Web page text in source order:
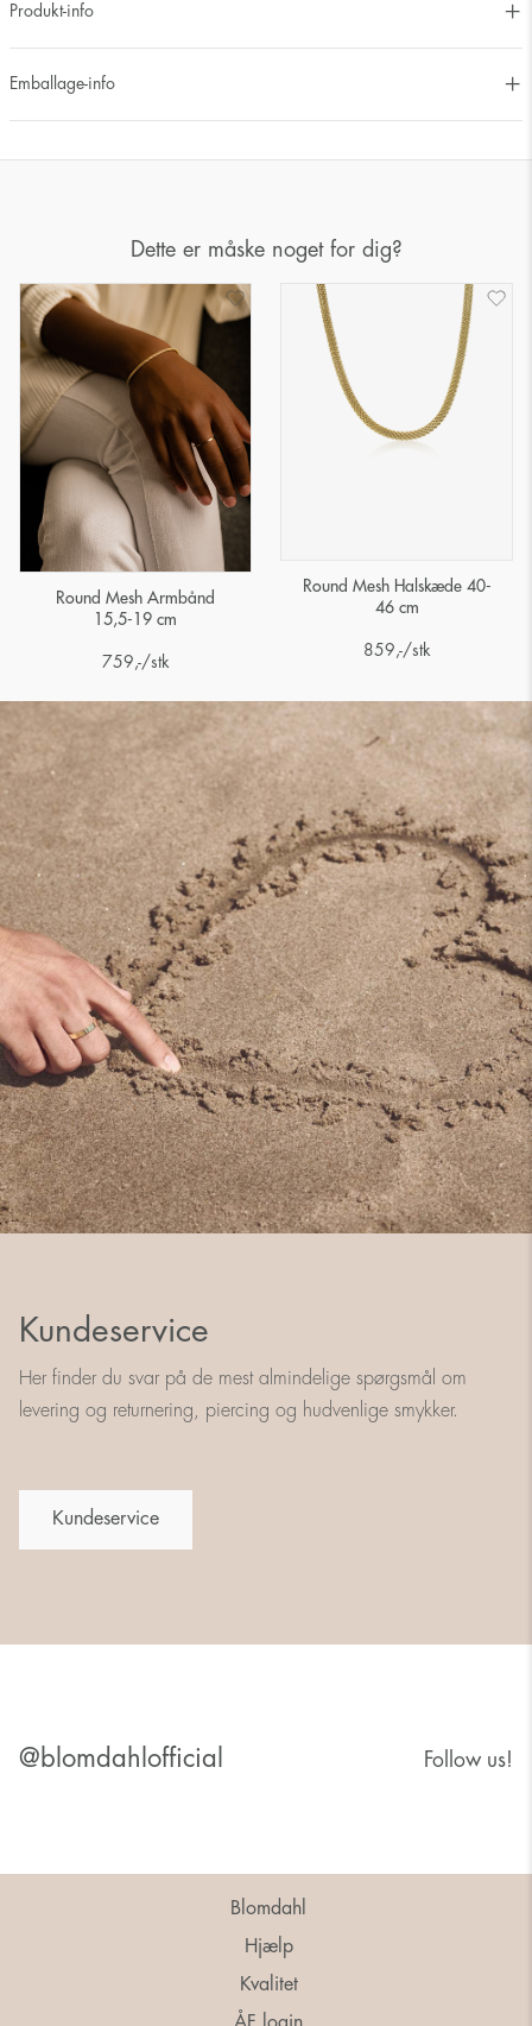
Produkt-info
Emballage-info
Dette er måske noget for dig?
Round Mesh Armbånd
15,5-19 cm
759 ,-/stk
Round Mesh Halskæde 40-
46 cm
859 ,-/stk
Kundeservice
Her finder du svar på de mest almindelige spørgsmål om
levering og returnering, piercing og hudvenlige smykker.
Kundeservice
@blomdahlofficial Follow us!
Blomdahl
Hjælp
Kvalitet